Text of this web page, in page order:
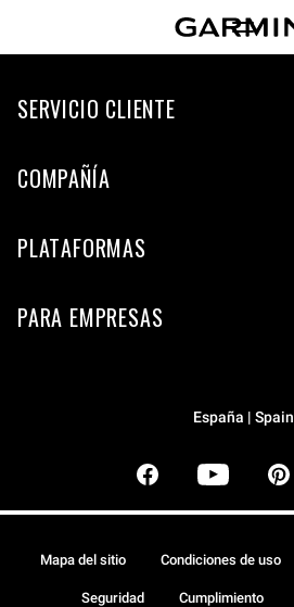
SERVICIO CLIENTE
COMPAÑÍA
PLATAFORMAS
PARA EMPRESAS
España | Spain
Mapa del sitio Condiciones de uso
Seguridad Cumplimiento